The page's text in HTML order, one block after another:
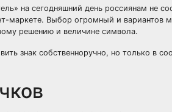
на сегодняшний день россиянам не
маркете. Выбор огромный и вариантов
решению и величине символа.
знак собственноручно, но только в